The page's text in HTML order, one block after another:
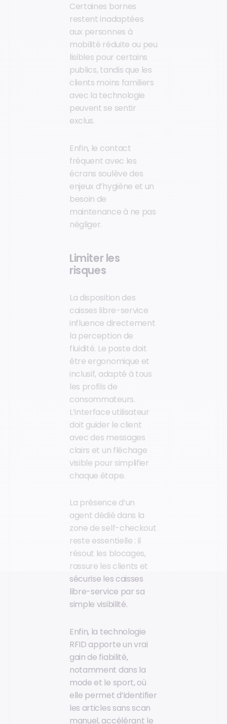
Certaines bornes
restent inadaptées
aux personnes à
mobilité réduite ou peu
lisibles pour certains
publics, tandis que les
clients moins familiers
avec la technologie
peuvent se sentir
exclus.
Enfin, le contact
fréquent avec les
écrans soulève des
enjeux d’hygiène et un
besoin de
maintenance à ne pas
négliger.
Limiter les
risques
La disposition des
caisses libre-service
influence directement
la perception de
fluidité. Le poste doit
être ergonomique et
inclusif, adapté à tous
les profils de
consommateurs.
L’interface utilisateur
doit guider le client
avec des messages
clairs et un fléchage
visible pour simplifier
chaque étape.
La présence d’un
agent dédié dans la
zone de self-checkout
reste essentielle : il
résout les blocages,
rassure les clients et
sécurise les caisses
libre-service par sa
simple visibilité.
Enfin, la technologie
RFID apporte un vrai
gain de fiabilité,
notamment dans la
mode et le sport, où
elle permet d’identifier
les articles sans scan
manuel, accélérant le